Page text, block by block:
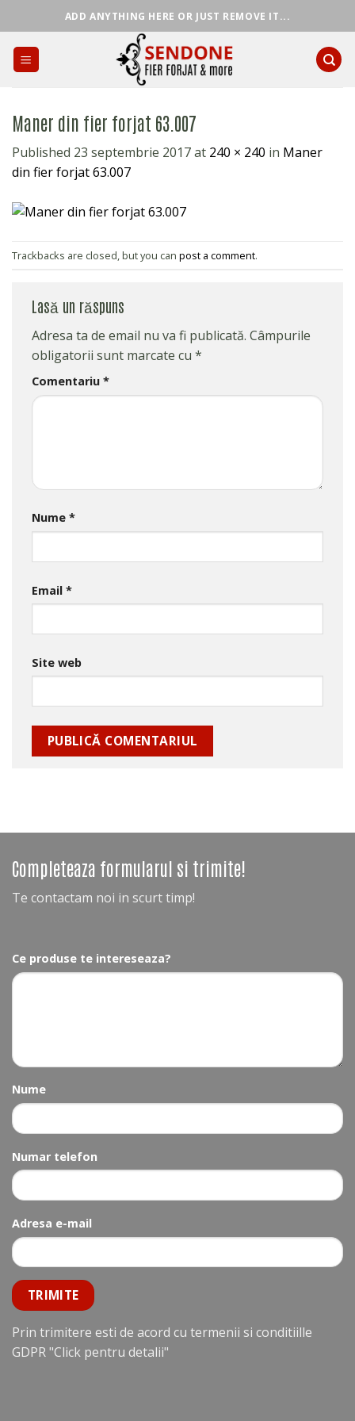
to
content
ADD ANYTHING HERE OR JUST REMOVE IT...
Maner din fier forjat 63.007
Published 23 septembrie 2017at 240 × 240 in Maner
din fier forjat 63.007
Trackbacks are closed, but you can post a comment.
Lasă un răspuns
Adresa ta de email nu va fi publicată. Câmpurile
obligatorii sunt marcate cu *
Comentariu *
Nume *
Email *
Site web
Completeaza formularul si trimite!
Te contactam noi in scurt timp!
Ce produse te intereseaza?
Nume
Numar telefon
Adresa e-mail
Prin trimitere esti de acord cu termenii si conditiille
GDPR"Click pentru detalii"